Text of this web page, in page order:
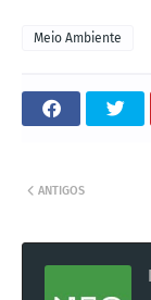
Meio Ambiente
ANTIGOS